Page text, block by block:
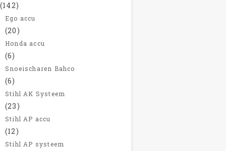
(142)
Ego accu
(20)
Honda accu
(6)
Snoeischaren Bahco
(6)
Stihl AK Systeem
(23)
Stihl AP accu
(12)
Stihl AP systeem